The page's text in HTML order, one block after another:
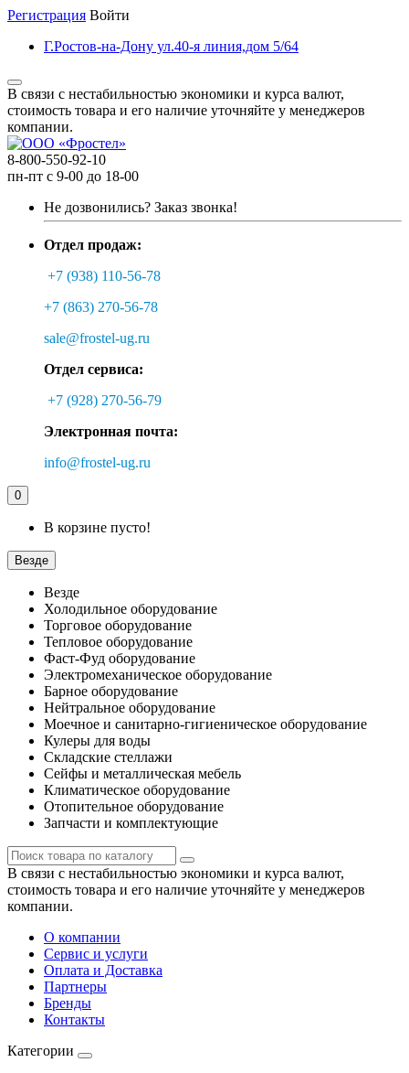
Регистрация Войти
Г.Ростов-на-Дону ул.40-я линия,дом 5/64
В связи с нестабильностью экономики и курса валют,
стоимость товара и его наличие уточняйте у менеджеров
компании.
8-800-550-92-10
пн-пт с 9-00 до 18-00
Не дозвонились? Заказ звонка!
Отдел продаж:
+7 (938) 110-56-78
+7 (863) 270-56-78
sale@frostel-ug.ru
Отдел сервиса:
+7 (928) 270-56-79
Электронная почта:
info@frostel-ug.ru
0
В корзине пусто!
Везде
Везде
Холодильное оборудование
Торговое оборудование
Тепловое оборудование
Фаст-Фуд оборудование
Электромеханическое оборудование
Барное оборудование
Нейтральное оборудование
Моечное и санитарно-гигиеническое оборудование
Кулеры для воды
Складские стеллажи
Сейфы и металлическая мебель
Климатическое оборудование
Отопительное оборудование
Запчасти и комплектующие
В связи с нестабильностью экономики и курса валют,
стоимость товара и его наличие уточняйте у менеджеров
компании.
О компании
Сервис и услуги
Оплата и Доставка
Партнеры
Бренды
Контакты
Категории